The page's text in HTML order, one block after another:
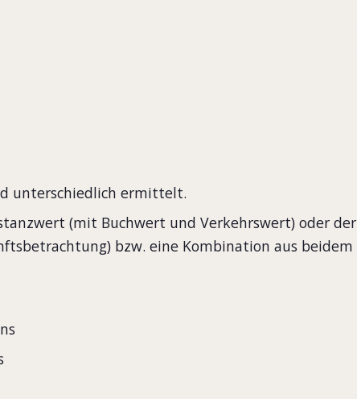
unterschiedlich ermittelt.
(mit Buchwert und Verkehrswert) oder der
bzw. eine Kombination aus beidem